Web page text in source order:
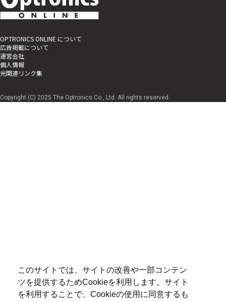
このサイトでは、サイトの改善や一部コンテン
ツを提供するためCookieを利用します。サイト
を利用することで、Cookieの使用に同意するも
OPTRONICS ONLINE について
広告掲載について
運営会社
個人情報
光関連リンク集
Copyright (C) 2025 The Optronics Co., Ltd. All rights reserved.